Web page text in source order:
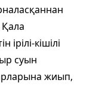
кішілі
суын
жиып,